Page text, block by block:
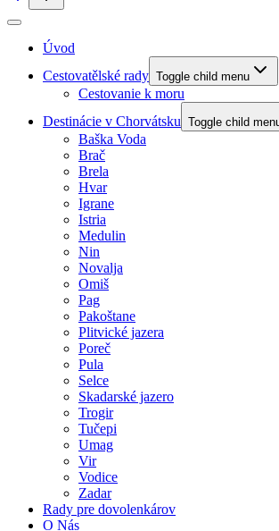
Úvod
Cestovatělské rady Toggle child menu
Cestovanie k moru
Destinácie v Chorvátsku Toggle child
Baška Voda
Brač
Brela
Hvar
Igrane
Istria
Medulin
Nin
Novalja
Omiš
Pag
Pakoštane
Plitvické jazera
Poreč
Pula
Selce
Skadarské jazero
Trogir
Tučepi
Umag
Vir
Vodice
Zadar
Rady pre dovolenkárov
O Nás